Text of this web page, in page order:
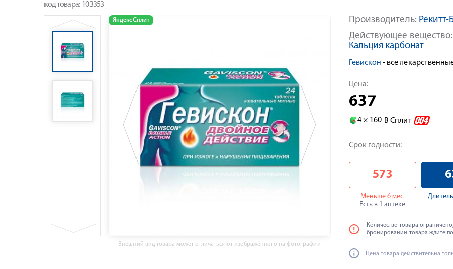
код товара: 103353
Яндекс Сплит Яндекс Сплит
Внешний вид товара может отличаться от изображённого на фотографии
Производитель: Рекитт-
Действующее
Кальция карбонат
Гевискон - все
Цена:
637
4 × 160 В Сплит
Срок годности:
573
Меньше 6 мес.
Есть в 1 аптеке
Количество товара
бронировании товара ждите
Цена товара действительна